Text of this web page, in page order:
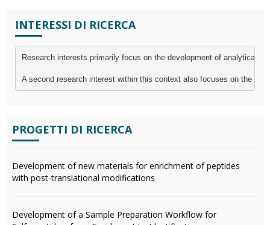
INTERESSI DI RICERCA
Research interests primarily focus on the development of analytical
A second research interest within this context also focuses on the
PROGETTI DI RICERCA
Development of new materials for enrichment of peptides
with post-translational modifications
Development of a Sample Preparation Workflow for